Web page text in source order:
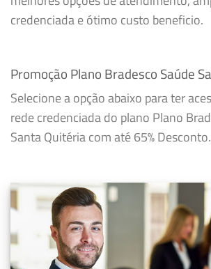
credenciada e ótimo custo beneficio.
Promoção Plano Bradesco Saúde
Selecione a opção abaixo para ter
rede credenciada do plano Plano
Santa Quitéria com até 65% Desconto.